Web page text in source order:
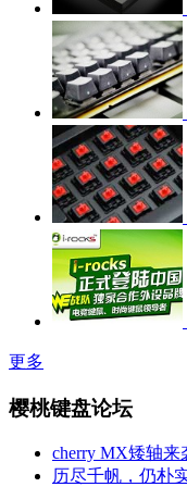
更多
樱桃键盘论坛
cherry MX矮轴
历尽千帆，仍朴